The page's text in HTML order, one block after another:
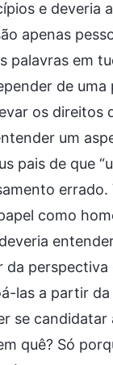
e deveria
apenas
palavras em
de uma
os direitos
um
pais de que
errado.
como
las a partir
se candidatar
quê? Só